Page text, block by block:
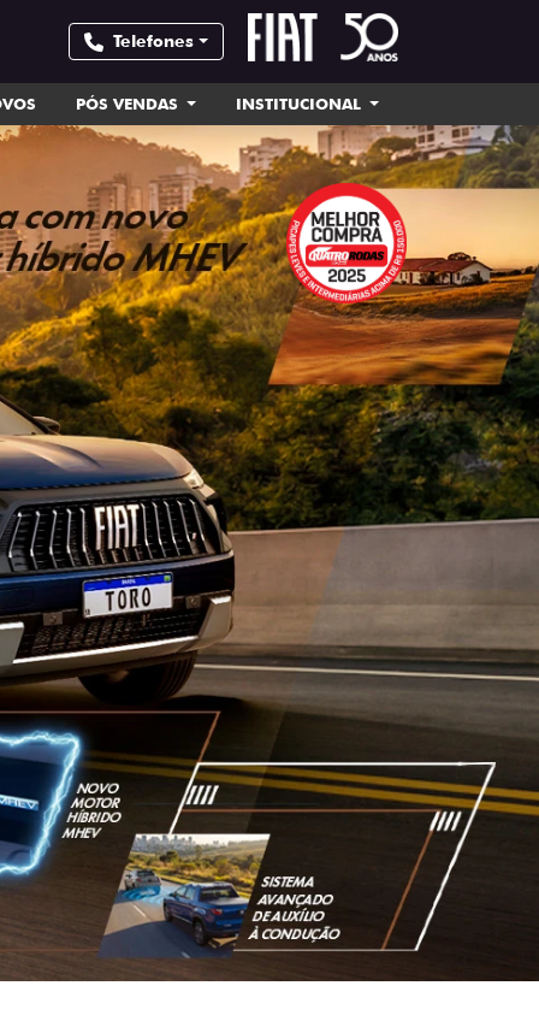
Telefones
PÓS VENDAS INSTITUCIONAL